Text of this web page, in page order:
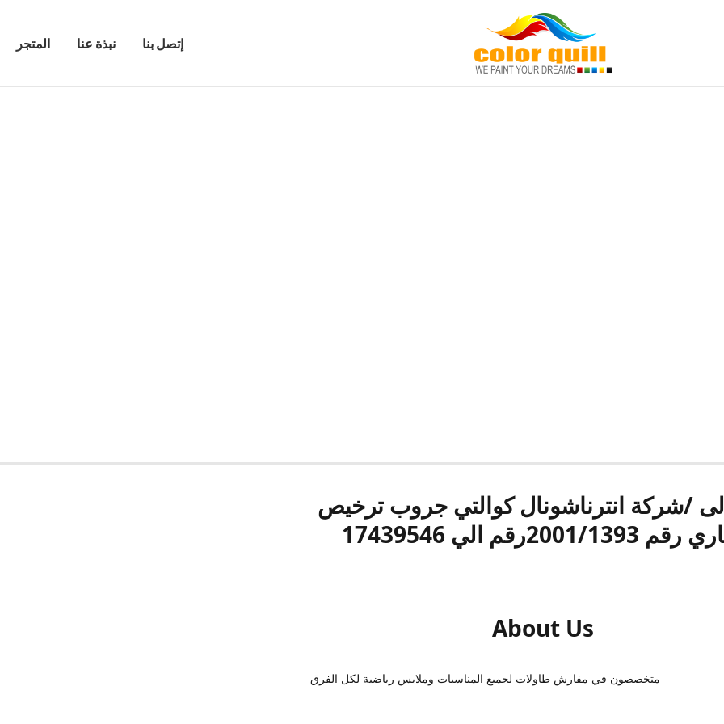
المتجر نبذة عنا إتصل بنا
/شركة انترناشونال كوالتي جروب ترخيص
2001/1393رقم الي 17439546
About Us
متخصصون في مفارش طاولات لجميع المناسبات وملابس رياضية لكل الفرق